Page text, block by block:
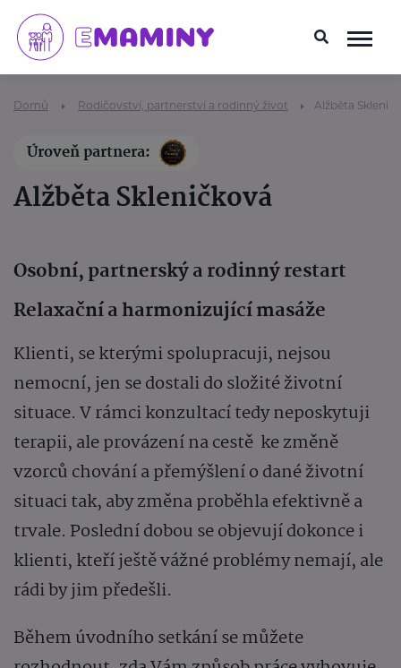
Domů Rodičovství, partnerství a rodinný život Alžběta
Úroveň partnera:
Alžběta Skleničková
Osobní, partnerský a rodinný restart
Relaxační a harmonizující masáže
Klienti, se kterými spolupracuji, nejsou
nemocní, jen se dostali do složité životní
situace. V rámci konzultací tedy neposkytuji
terapii, ale provázení na cestě ke změně
vzorců chování a přemýšlení o dané životní
situaci tak, aby změna proběhla efektivně a
trvale. Poslední dobou se objevují dokonce i
klienti, kteří ještě vážné problémy nemají, ale
rádi by jim předešli.
Během úvodního setkání se můžete